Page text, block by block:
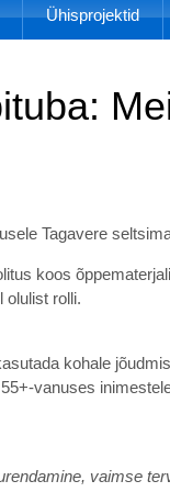
Ühisprojektid
Tagavere
koos
olulist rolli.
kohale
vanuses
vaimse